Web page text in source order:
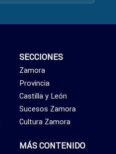
SECCIONES
Zamora
Provincia
Castilla y León
Sucesos Zamora
Cultura Zamora
MÁS CONTENIDO